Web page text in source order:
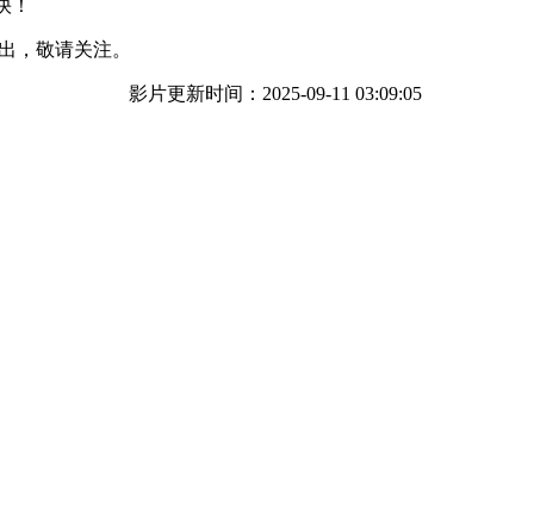
！
，敬请关注。
影片更新时间：2025-09-11 03:09:05